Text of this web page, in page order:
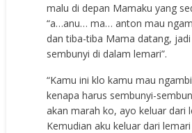
malu di depan Mamaku yang
“a…anu… ma… anton mau
dan tiba-tiba Mama datang,
sembunyi di dalam lemari”.
“Kamu ini klo kamu mau
kenapa harus sembunyi-
akan marah ko, ayo keluar dari
Kemudian aku keluar dari